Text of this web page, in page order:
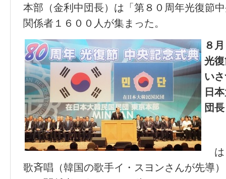
本部（金利中団長）は「第８０周年光復節
関係者１６００人が集まった。
８
光
い
日
団長
は
歌斉唱（韓国の歌手イ・スヨンさんが先導